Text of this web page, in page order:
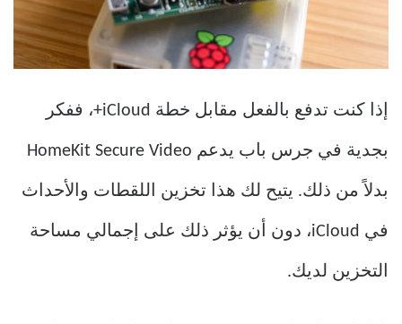
إذا كنت تدفع بالفعل مقابل خطة iCloud+، ففكر
بجدية في جرس باب يدعم HomeKit Secure Video
بدلاً من ذلك. يتيح لك هذا تخزين اللقطات والأحداث
في iCloud، دون أن يؤثر ذلك على إجمالي مساحة
التخزين لديك.